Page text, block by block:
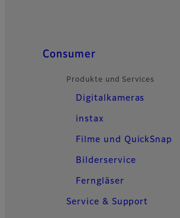
Quick Links
Consumer
Produkte und Services
Digitalkameras
instax
Filme und QuickSnap
Bilderservice
Ferngläser
Service & Support